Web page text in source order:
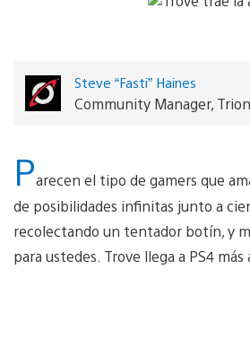
Steve “Fasti” Haines
Community Manager,
Parecen el tipo de gamers que
de posibilidades infinitas junto a
recolectando un tentador botín, y
para ustedes. Trove llega a PS4